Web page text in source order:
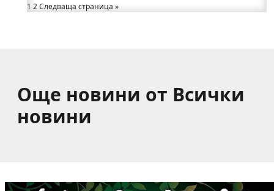
от община Годеч
1 2Следваща страница »
Още новини от Всички
новини